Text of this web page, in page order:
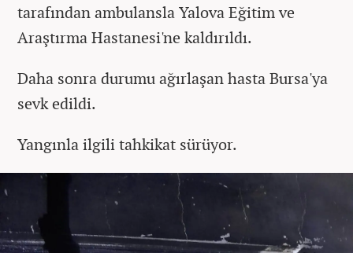
tarafından ambulansla Yalova Eğitim ve
Araştırma Hastanesi'ne kaldırıldı.
Daha sonra durumu ağırlaşan hasta Bursa'ya
sevk edildi.
Yangınla ilgili tahkikat sürüyor.